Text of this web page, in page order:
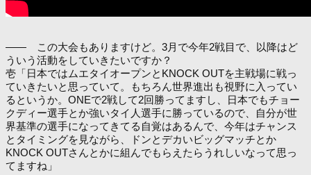
―― この大会もありますけど。3月で今年2戦目で、以降はど
ういう活動をしていきたいですか？
壱「日本ではムエタイオープンとKNOCK OUTを主戦場に戦っ
ていきたいと思っていて。もちろん世界進出も視野に入ってい
るというか。ONEで2戦して2回勝ってますし、日本でもチョー
クディー選手とか強いタイ人選手に勝っているので、自分が世
界基準の選手になってきてる自覚はあるんで、今年はチャンス
とタイミングを見ながら、ドンとデカいビッグマッチとか
KNOCK OUTさんとかに組んでもらえたらうれしいなって思っ
てますね」